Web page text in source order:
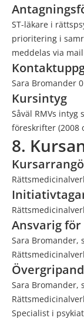
ST-läkare i
prioritering i
meddelas via
Sara Bromander
Kursintyg
Såväl RMVs intyg
föreskrifter (2008
8.
Ansvarig
Sara Bromander,
Sara Bromander,
Specialist i